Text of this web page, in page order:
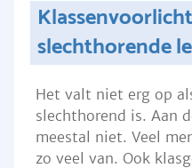
slechthorende
Het valt niet erg op
slechthorend is. Aan
meestal niet. Veel
zo veel van. Ook